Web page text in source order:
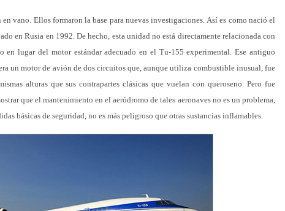
vano. Ellos formaron la base para nuevas investigaciones. Así es como nació el
en Rusia en 1992. De hecho, esta unidad no está directamente relacionada con
en lugar del motor estándar adecuado en el Tu-155 experimental. Ese antiguo
un motor de avión de dos circuitos que, aunque utiliza combustible inusual, fue
alturas que sus contrapartes clásicas que vuelan con queroseno. Pero fue
que el mantenimiento en el aeródromo de tales aeronaves no es un problema,
básicas de seguridad, no es más peligroso que otras sustancias inflamables.